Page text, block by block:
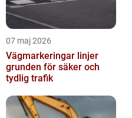
07 maj 2026
Vägmarkeringar linjer
grunden för säker och
tydlig trafik